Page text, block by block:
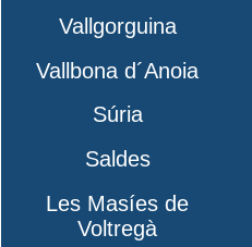
Vallgorguina
Vallbona d´Anoia
Súria
Saldes
Les Masíes de
Voltregà